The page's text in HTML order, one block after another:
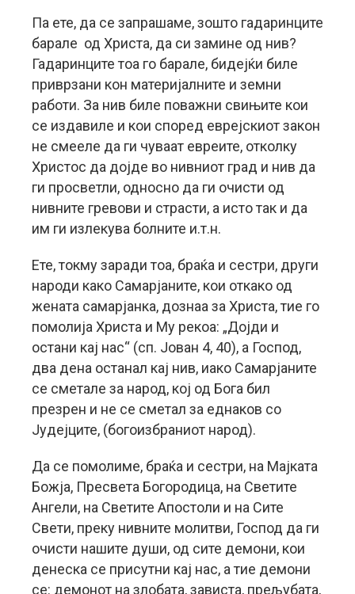
Па ете, да се запрашаме, зошто гадаринците
барале од Христа, да си замине од нив?
Гадаринците тоа го барале, бидејќи биле
приврзани кон материјалните и земни
работи. За нив биле поважни свињите кои
се издавиле и кои според еврејскиот закон
не смееле да ги чуваат евреите, отколку
Христос да дојде во нивниот град и нив да
ги просветли, односно да ги очисти од
нивните гревови и страсти, а исто так и да
им ги излекува болните и.т.н.
Ете, токму заради тоа, браќа и сестри, други
народи како Самарјаните, кои откако од
жената самарјанка, дознаа за Христа, тие го
помолија Христа и Му рекоа: „Дојди и
остани кај нас“ (сп. Јован 4, 40), а Господ,
два дена останал кај нив, иако Самарјаните
се сметале за народ, кој од Бога бил
презрен и не се сметал за еднаков со
Јудејците, (богоизбраниот народ).
Да се помолиме, браќа и сестри, на Мајката
Божја, Пресвета Богородица, на Светите
Ангели, на Светите Апостоли и на Сите
Свети, преку нивните молитви, Господ да ги
очисти нашите души, од сите демони, кои
денеска се присутни кај нас, а тие демони
се: демонот на злобата, зависта, прељубата,